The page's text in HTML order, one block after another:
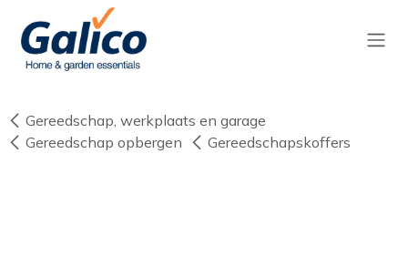
Overslaan naar inhoud
Gereedschap, werkplaats en garage
Gereedschap opbergen
Gereedschapskoffers